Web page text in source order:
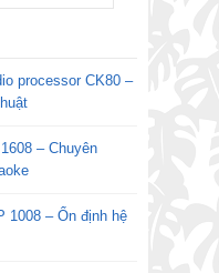
processor CK80 –
– Chuyên
1008 – Ổn định hệ